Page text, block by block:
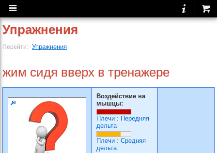
Упражнения
Перейти: Упражнения
жим сидя вверх в тренажере
Воздействие на
мышцы:
Плечи : Передняя
дельта
Плечи : Средняя
дельта